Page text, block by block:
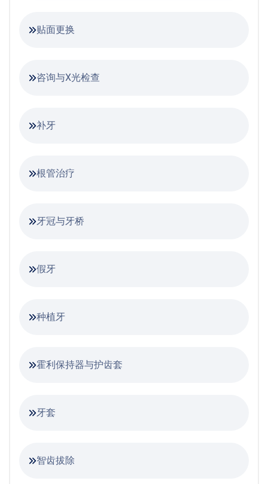
贴面更换
咨询与X光检查
补牙
根管治疗
牙冠与牙桥
假牙
种植牙
霍利保持器与护齿套
牙套
智齿拔除